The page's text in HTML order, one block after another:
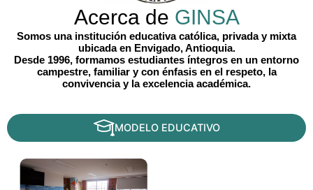
Acerca de GINSA
Somos una institución educativa católica, privada y mixta
ubicada en Envigado, Antioquia.
Desde 1996, formamos estudiantes íntegros en un entorno
campestre, familiar y con énfasis en el respeto, la
convivencia y la excelencia académica.
MODELO EDUCATIVO